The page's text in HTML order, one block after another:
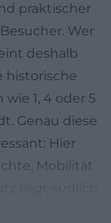
praktischer
Wer
deshalb
historische
1, 4 oder 5
Genau diese
Hier
Mobilität